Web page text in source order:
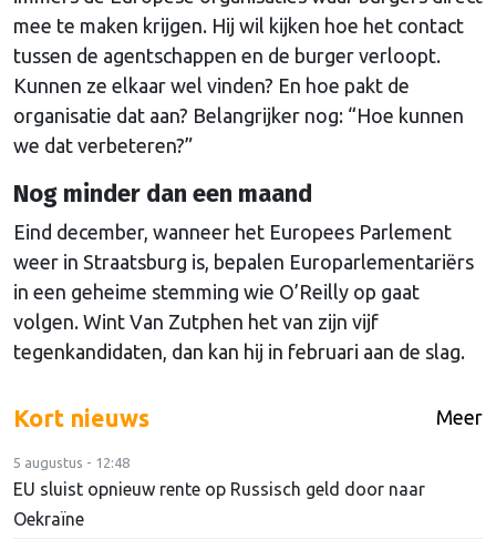
mee te maken krijgen. Hij wil kijken hoe het contact
tussen de agentschappen en de burger verloopt.
Kunnen ze elkaar wel vinden? En hoe pakt de
organisatie dat aan? Belangrijker nog: “Hoe kunnen
we dat verbeteren?”
Nog minder dan een maand
Eind december, wanneer het Europees Parlement
weer in Straatsburg is, bepalen Europarlementariërs
in een geheime stemming wie O’Reilly op gaat
volgen. Wint Van Zutphen het van zijn vijf
tegenkandidaten, dan kan hij in februari aan de slag.
Kort nieuws Meer
5 augustus - 12:48
EU sluist opnieuw rente op Russisch geld door naar
Oekraïne